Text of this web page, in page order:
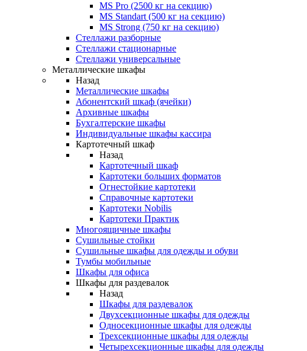
MS Pro (2500 кг на секцию)
MS Standart (500 кг на секцию)
MS Strong (750 кг на секцию)
Стеллажи разборные
Стеллажи стационарные
Стеллажи универсальные
Металлические шкафы
Назад
Металлические шкафы
Абонентский шкаф (ячейки)
Архивные шкафы
Бухгалтерские шкафы
Индивидуальные шкафы кассира
Картотечный шкаф
Назад
Картотечный шкаф
Картотеки больших форматов
Огнестойкие картотеки
Справочные картотеки
Картотеки Nobilis
Картотеки Практик
Многоящичные шкафы
Сушильные стойки
Сушильные шкафы для одежды и обуви
Тумбы мобильные
Шкафы для офиса
Шкафы для раздевалок
Назад
Шкафы для раздевалок
Двухсекционные шкафы для одежды
Односекционные шкафы для одежды
Трехсекционные шкафы для одежды
Четырехсекционные шкафы для одежды